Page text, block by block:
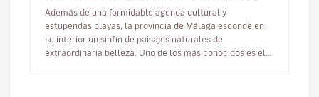
Además de una formidable agenda cultural y
estupendas playas, la provincia de Málaga esconde en
su interior un sinfín de paisajes naturales de
extraordinaria belleza. Uno de los más conocidos es el